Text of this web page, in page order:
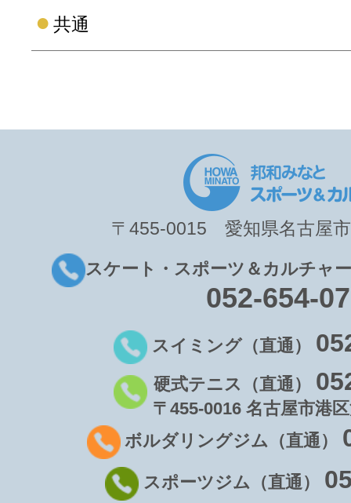
〒455-0015 愛知県名古屋
スケート・スポーツ＆カルチャ
052-654-
スイミング（直通）
硬式テニス（直通）
〒455-0016 名古屋市港
ボルダリングジム（直通）
スポーツジム（直通）